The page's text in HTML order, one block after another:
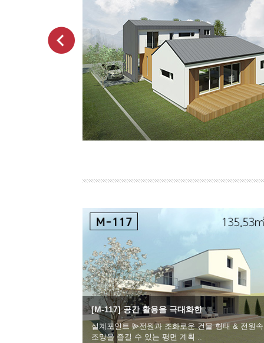
[M-117] 공간 활용을 극대화한
설계포인트 ⫸전원과 조화로운 건물 형태 & 전원속
조망을 즐길 수 있는 평면 계획 ..